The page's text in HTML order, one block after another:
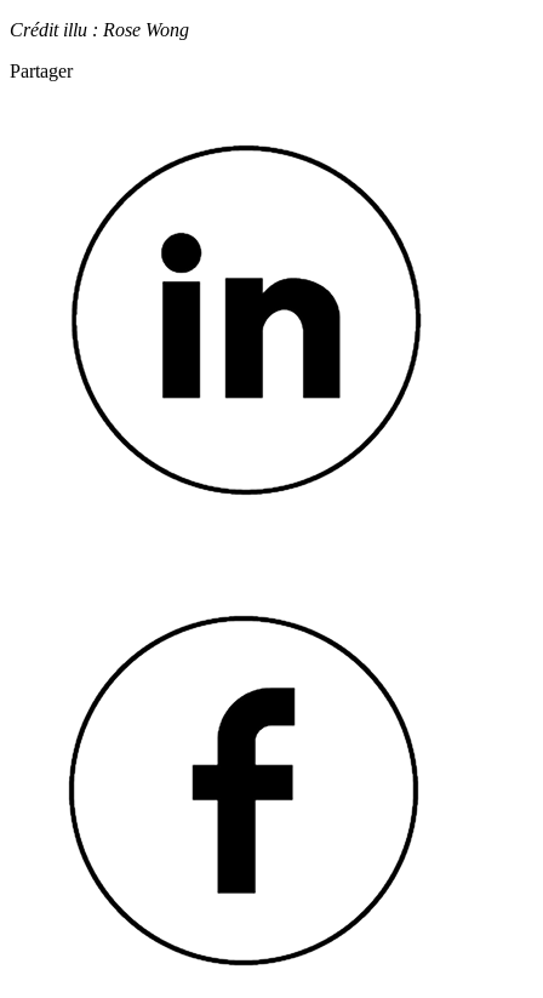
Crédit illu : Rose Wong
Partager